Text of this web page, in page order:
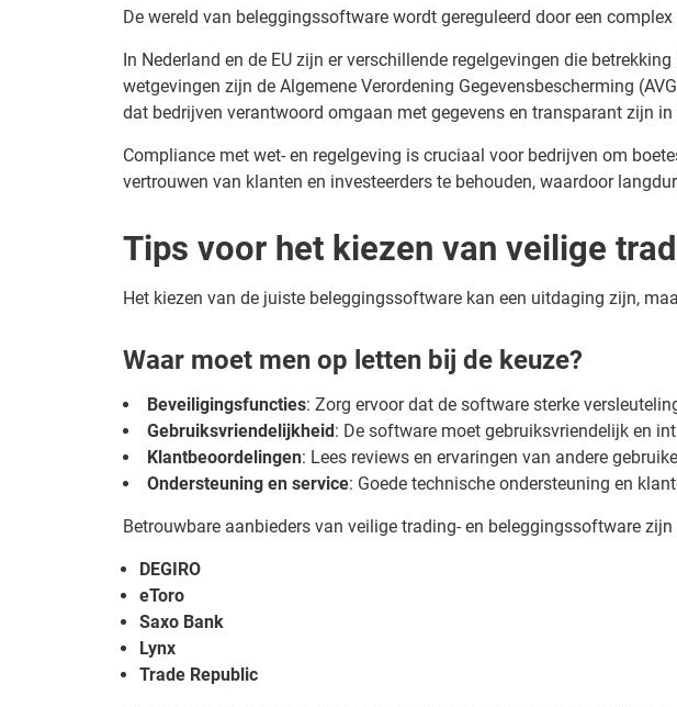
De wereld van beleggingssoftware wordt gereguleerd door een
In Nederland en de EU zijn er verschillende regelgevingen die
wetgevingen zijn de Algemene Verordening Gegevensbescherming
dat bedrijven verantwoord omgaan met gegevens en transparant zijn
Compliance met wet- en regelgeving is cruciaal voor bedrijven om
vertrouwen van klanten en investeerders te behouden, waardoor
Tips voor het kiezen van veilige
Het kiezen van de juiste beleggingssoftware kan een uitdaging zijn,
Waar moet men op letten bij de keuze?
Beveiligingsfuncties: Zorg ervoor dat de software sterke
Gebruiksvriendelijkheid: De software moet gebruiksvriendelijk en
Klantbeoordelingen: Lees reviews en ervaringen van andere
Ondersteuning en service: Goede technische ondersteuning en
Betrouwbare aanbieders van veilige trading- en beleggingssoftware zijn
DEGIRO
eToro
Saxo Bank
Lynx
Trade Republic